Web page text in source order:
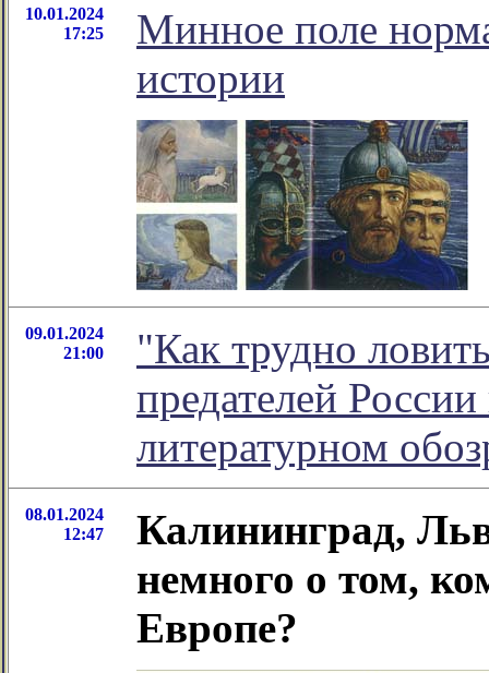
10.01.2024
17:25
Минное поле
истории
09.01.2024
21:00
"Как трудно
предателей
литературном
08.01.2024
12:47
Калининград,
немного о том,
Европе?